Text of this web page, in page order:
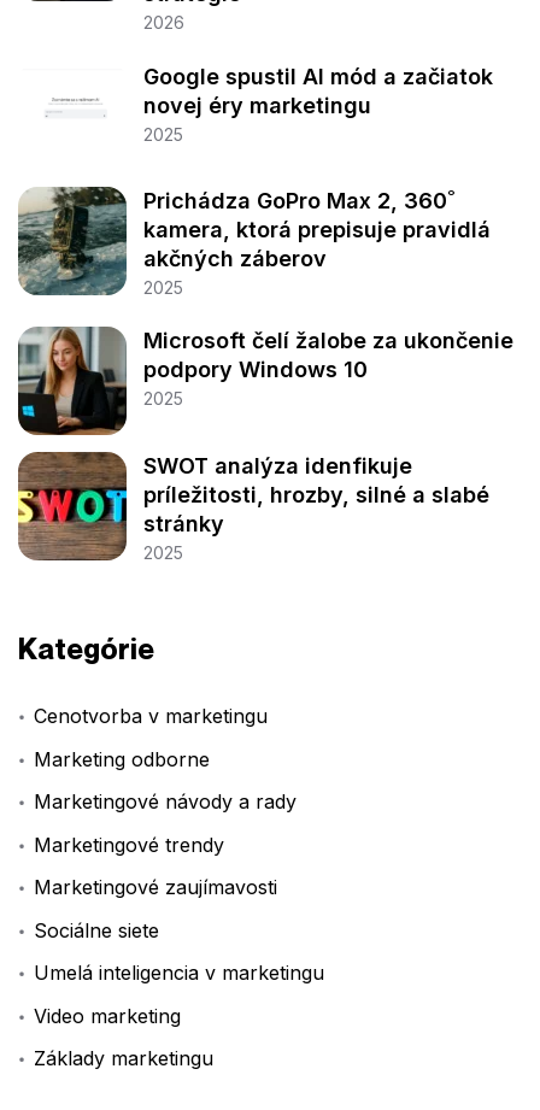
2026
Google spustil AI mód a začiatok
novej éry marketingu
2025
Prichádza GoPro Max 2, 360˚
kamera, ktorá prepisuje pravidlá
akčných záberov
2025
Microsoft čelí žalobe za ukončenie
podpory Windows 10
2025
SWOT analýza idenfikuje
príležitosti, hrozby, silné a slabé
stránky
2025
Kategórie
Cenotvorba v marketingu
Marketing odborne
Marketingové návody a rady
Marketingové trendy
Marketingové zaujímavosti
Sociálne siete
Umelá inteligencia v marketingu
Video marketing
Základy marketingu